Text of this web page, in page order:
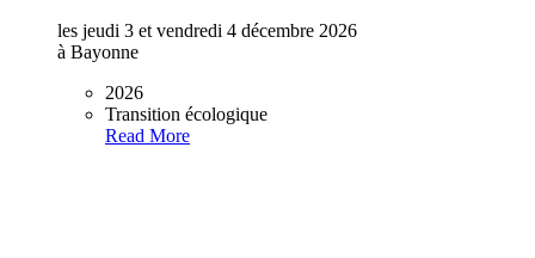
les jeudi 3 et vendredi 4 décembre 2026
à Bayonne
2026
Transition écologique
Read More